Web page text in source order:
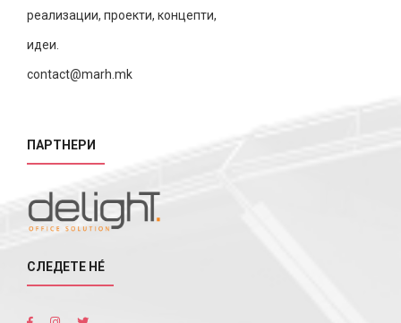
реализации, проекти, концепти,
идеи.
contact@marh.mk
ПАРТНЕРИ
СЛЕДЕТЕ НÉ